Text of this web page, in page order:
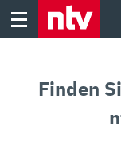
Skip
Finden